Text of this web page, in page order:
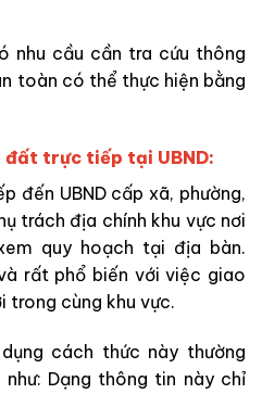
nhu cầu cần tra cứu thông
toàn có thể thực hiện bằng
đất trực tiếp tại UBND:
đến UBND cấp xã, phường,
trách địa chính khu vực nơi
quy hoạch tại địa bàn.
rất phổ biến với việc giao
trong cùng khu vực.
cách thức này thường
Dạng thông tin này chỉ